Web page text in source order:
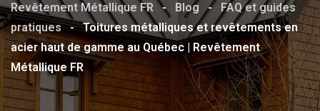
Revêtement Métallique FR - Blog - FAQ et guides
pratiques - Toitures métalliques et revêtements en
acier haut de gamme au Québec | Revêtement
Métallique FR